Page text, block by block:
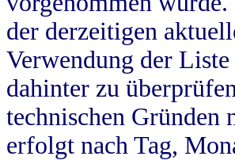
der derzeitigen
Verwendung der
dahinter zu
technischen Gründen
erfolgt nach Tag,